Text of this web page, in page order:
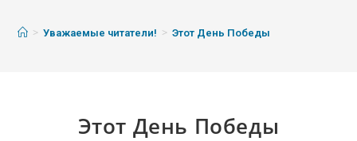
> Уважаемые читатели! > Этот День Победы
Этот День Победы